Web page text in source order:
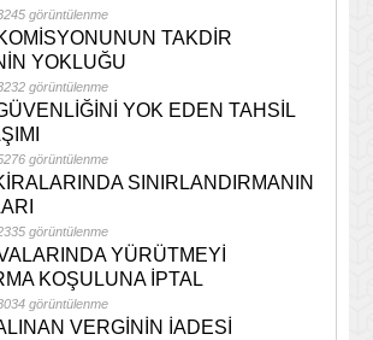
görüntülenme
TAKDİR
YOKLUĞU
görüntülenme
YOK EDEN TAHSİL
görüntülenme
SINIRLANDIRMANIN
görüntülenme
YÜRÜTMEYİ
KOŞULUNA İPTAL
görüntülenme
VERGİNİN İADESİ